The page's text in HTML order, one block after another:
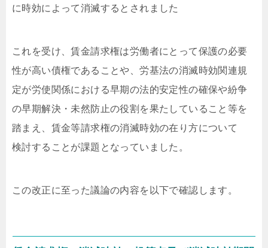
に時効によって消滅するとされました
これを受け、賃金請求権は労働者にとって保護の必要
性が高い債権であることや、労基法の消滅時効関連規
定が労使関係における早期の法的安定性の確保や紛争
の早期解決・未然防止の役割を果たしていること等を
踏まえ、賃金等請求権の消滅時効の在り方について
検討することが課題となっていました。
この改正に至った議論の内容を以下で確認します。